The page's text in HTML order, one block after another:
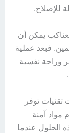
للإصلاح.
يمكن أن
فبعد عملية
وراحة نفسية
توفر
مواد آمنة
الحلول عندما